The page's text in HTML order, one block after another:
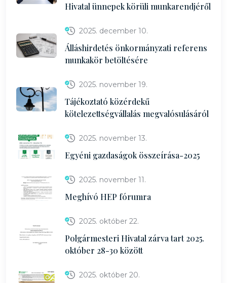
Hivatal ünnepek körüli munkarendjéről
2025. december 10.
Álláshirdetés önkormányzati referens
munkakör betöltésére
2025. november 19.
Tájékoztató közérdekű
kötelezettségvállalás megvalósulásáról
2025. november 13.
Egyéni gazdaságok összeírása-2025
2025. november 11.
Meghívó HEP fórumra
2025. október 22.
Polgármesteri Hivatal zárva tart 2025.
október 28-30 között
2025. október 20.